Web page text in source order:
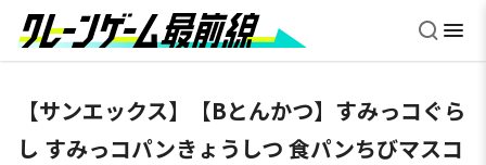
【サンエックス】【Bとんかつ】すみっコぐら
し すみっコパンきょうしつ 食パンちびマスコ